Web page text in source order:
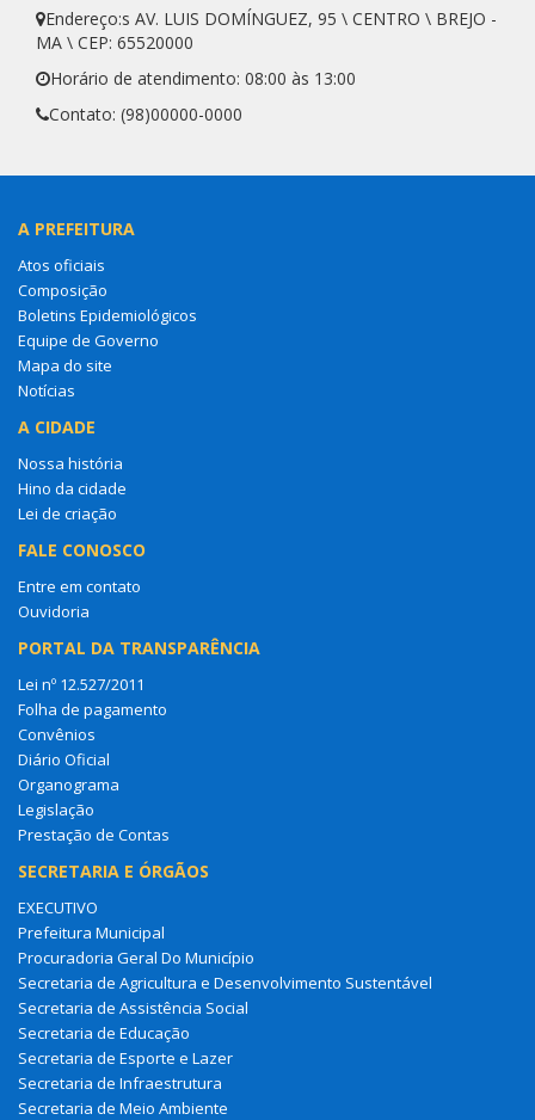
Endereço:s AV. LUIS DOMÍNGUEZ, 95 \ CENTRO \ BREJO -
MA \ CEP: 65520000
Horário de atendimento: 08:00 às 13:00
Contato: (98)00000-0000
A PREFEITURA
Atos oficiais
Composição
Boletins Epidemiológicos
Equipe de Governo
Mapa do site
Notícias
A CIDADE
Nossa história
Hino da cidade
Lei de criação
FALE CONOSCO
Entre em contato
Ouvidoria
PORTAL DA TRANSPARÊNCIA
Lei nº 12.527/2011
Folha de pagamento
Convênios
Diário Oficial
Organograma
Legislação
Prestação de Contas
SECRETARIA E ÓRGÃOS
EXECUTIVO
Prefeitura Municipal
Procuradoria Geral Do Município
Secretaria de Agricultura e Desenvolvimento Sustentável
Secretaria de Assistência Social
Secretaria de Educação
Secretaria de Esporte e Lazer
Secretaria de Infraestrutura
Secretaria de Meio Ambiente